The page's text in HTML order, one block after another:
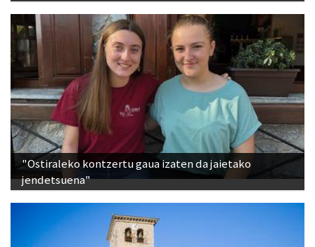
"Ostiraleko kontzertu gaua izaten da jaietako
jendetsuena"